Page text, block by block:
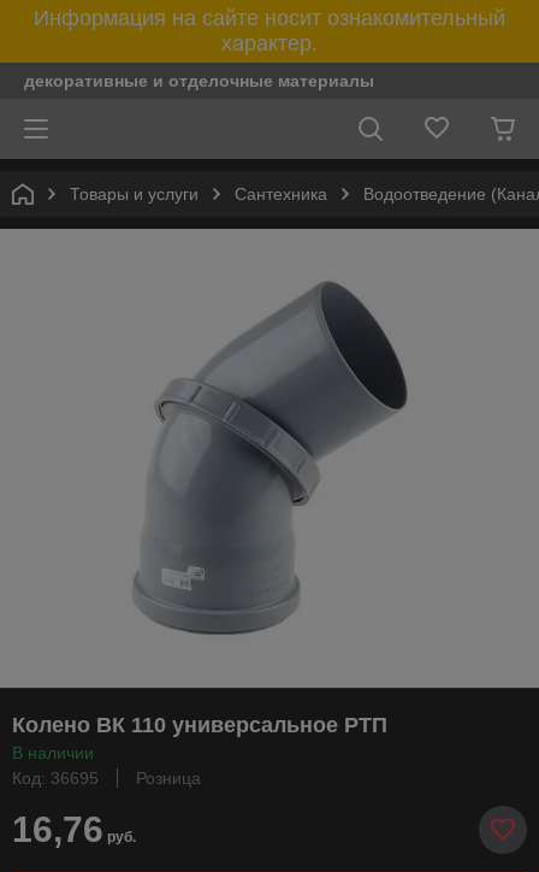
Информация на сайте носит ознакомительный
характер.
декоративные и отделочные материалы
Товары и услуги Сантехника Водоотведение
Колено ВК 110 универсальное РТП
В наличии
Код: 36695
Розница
16,76 руб.